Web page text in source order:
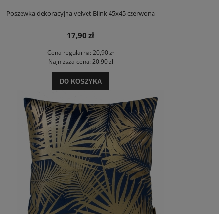
Poszewka dekoracyjna velvet Blink 45x45 czerwona
17,90 zł
Cena regularna: 20,90 zł
Najniższa cena:20,90 zł
DO KOSZYKA